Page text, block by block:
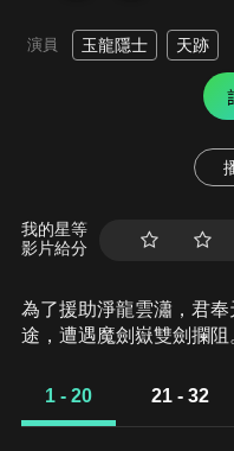
演員 玉龍隱士 天跡
我的星等
影片給分
為了援助淨龍雲瀟，君
途，遭遇魔劍嶽雙劍攔
奉天功體未全，一時難
1 - 20 21 - 32